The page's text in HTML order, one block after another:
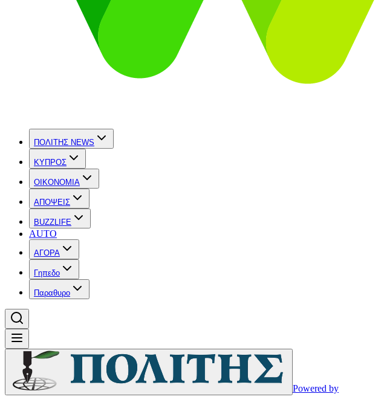
ΠΟΛΙΤΗΣ NEWS
ΚΥΠΡΟΣ
OIKONOMIA
ΑΠΟΨΕΙΣ
BUZZLIFE
AUTO
ΑΓΟΡΑ
Γηπεδο
Παραθυρο
Powered by